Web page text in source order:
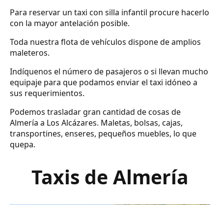
Para reservar un taxi con silla infantil procure hacerlo
con la mayor antelación posible.
Toda nuestra flota de vehículos dispone de amplios
maleteros.
Indíquenos el número de pasajeros o si llevan mucho
equipaje para que podamos enviar el taxi idóneo a
sus requerimientos.
Podemos trasladar gran cantidad de cosas de
Almería a Los Alcázares. Maletas, bolsas, cajas,
transportines, enseres, pequeños muebles, lo que
quepa.
Taxis de Almería